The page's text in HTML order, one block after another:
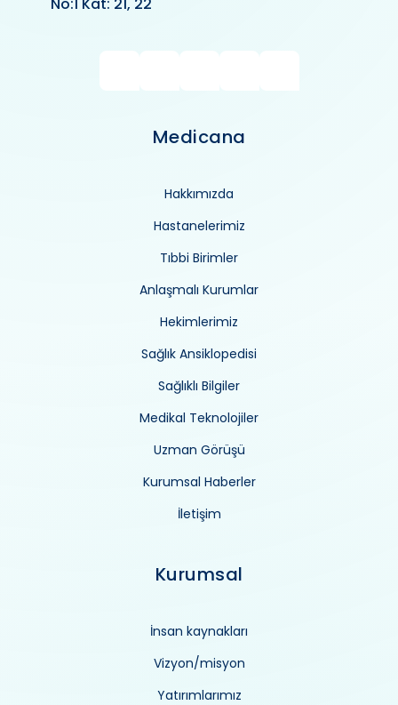
Medicana
Hakkımızda
Hastanelerimiz
Tıbbi Birimler
Anlaşmalı Kurumlar
Hekimlerimiz
Sağlık Ansiklopedisi
Sağlıklı Bilgiler
Medikal Teknolojiler
Uzman Görüşü
Kurumsal Haberler
İletişim
Kurumsal
İnsan kaynakları
Vizyon/misyon
Yatırımlarımız